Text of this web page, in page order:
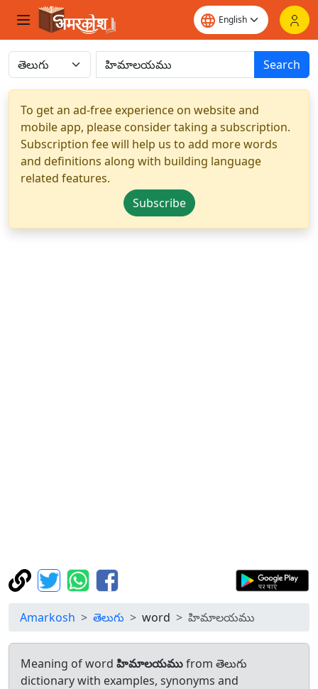
Search
To get an ad-free experience on website and
mobile app, please consider taking a subscription.
Subscription fee will help us to add more words
and definitions along with building language
related features.
Subscribe
Amarkosh తెలుగు word హిమాలయము
Meaning of word హిమాలయముfrom తెలుగు
dictionary with examples, synonyms and